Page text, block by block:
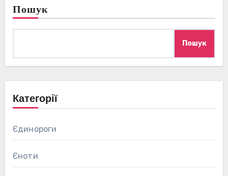
Пошук
Пошук
Категорії
Єдинороги
Єноти